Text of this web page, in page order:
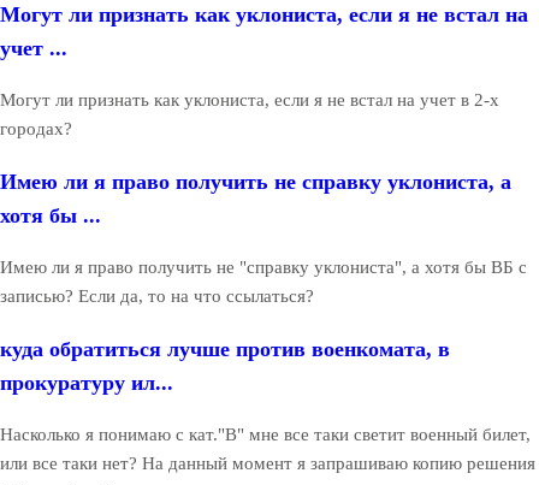
Могут ли признать как уклониста, если я не встал на
учет ...
Могут ли признать как уклониста, если я не встал на учет в 2-х
городах?
Имею ли я право получить не справку уклониста, а
хотя бы ...
Имею ли я право получить не "справку уклониста", а хотя бы ВБ с
записью? Если да, то на что ссылаться?
куда обратиться лучше против военкомата, в
прокуратуру ил...
Насколько я понимаю с кат."В" мне все таки светит военный билет,
или все таки нет? На данный момент я запрашиваю копию решения